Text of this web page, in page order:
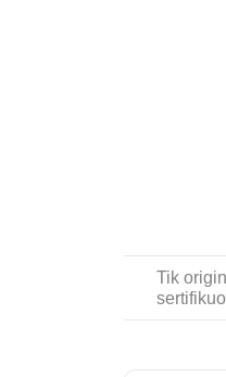
Tik